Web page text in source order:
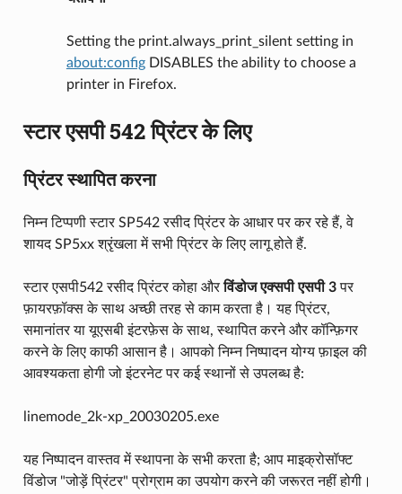
Setting the print.always_print_silent setting in
about:configDISABLES the ability to choose a
printer in Firefox.
स्टार एसपी 542 प्रिंटर के लिए
प्रिंटर स्थापित करना
निम्न टिप्पणी स्टार SP542 रसीद प्रिंटर के आधार पर कर रहे हैं, वे
शायद SP5xx श्रृंखला में सभी प्रिंटर के लिए लागू होते हैं.
स्टार एसपी542 रसीद प्रिंटर कोहा औरविंडोज एक्सपी एसपी 3पर
फ़ायरफ़ॉक्स के साथ अच्छी तरह से काम करता है। यह प्रिंटर,
समानांतर या यूएसबी इंटरफ़ेस के साथ, स्थापित करने और कॉन्फ़िगर
करने के लिए काफी आसान है। आपको निम्न निष्पादन योग्य फ़ाइल की
आवश्यकता होगी जो इंटरनेट पर कई स्थानों से उपलब्ध है:
linemode_2k-xp_20030205.exe
यह निष्पादन वास्तव में स्थापना के सभी करता है; आप माइक्रोसॉफ्ट
विंडोज "जोड़ें प्रिंटर" प्रोग्राम का उपयोग करने की जरूरत नहीं होगी।